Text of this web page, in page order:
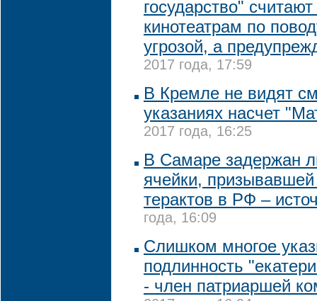
государство"
кинотеатрам по
угрозой, а
2017 года, 17:59
В Кремле не видят
указаниях насчет
2017 года, 16:25
В Самаре задержан
ячейки,
терактов в РФ –
года, 16:09
Слишком многое
подлинность
- член патриаршей